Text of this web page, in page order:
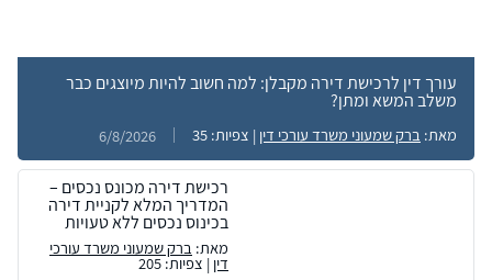
עורך דין לרכישת דירה מקבלן: למה חשוב להיות מיוצגים כבר
משלב המשא ומתן?
מאת: ברק שמעוני משרד עורכי דין | צפיות: 35 6/8/2026
רכישת דירה מכונס נכסים –
המדריך המלא לקניית דירה
בכינוס נכסים ללא טעויות
מאת: ברק שמעוני משרד עורכי
דין | צפיות: 205